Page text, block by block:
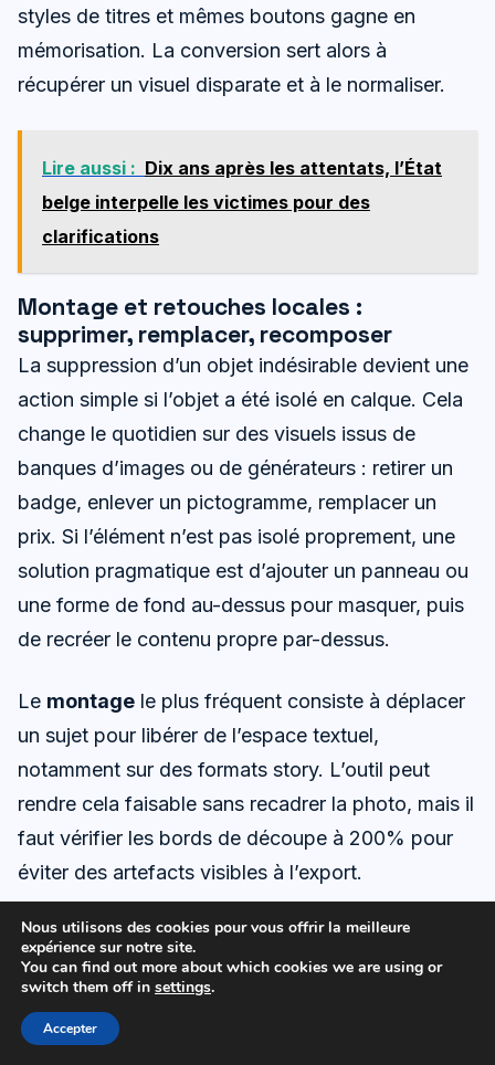
styles de titres et mêmes boutons gagne en
mémorisation. La conversion sert alors à
récupérer un visuel disparate et à le normaliser.
Lire aussi : Dix ans après les attentats, l’État
belge interpelle les victimes pour des
clarifications
Montage et retouches locales :
supprimer, remplacer, recomposer
La suppression d’un objet indésirable devient une
action simple si l’objet a été isolé en calque. Cela
change le quotidien sur des visuels issus de
banques d’images ou de générateurs : retirer un
badge, enlever un pictogramme, remplacer un
prix. Si l’élément n’est pas isolé proprement, une
solution pragmatique est d’ajouter un panneau ou
une forme de fond au-dessus pour masquer, puis
de recréer le contenu propre par-dessus.
Le montage le plus fréquent consiste à déplacer
un sujet pour libérer de l’espace textuel,
notamment sur des formats story. L’outil peut
rendre cela faisable sans recadrer la photo, mais il
faut vérifier les bords de découpe à 200% pour
éviter des artefacts visibles à l’export.
Pour une utilisation régulière, l’approche la plus
productive consiste à traiter Calques magiques
comme un outil d’édition de récupération : il sert à
remettre un visuel dans un flux Canva propre, puis
Nous utilisons des cookies pour vous offrir la meilleure
expérience sur notre site.
You can find out more about which cookies we are using or
switch them off in settings.
Accepter